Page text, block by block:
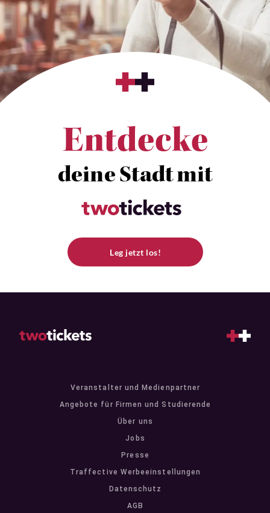
Entdecke
deine Stadt mit
Leg jetzt los!
Veranstalter und Medienpartner
Angebote für Firmen und Studierende
Über uns
Jobs
Presse
Traffective Werbeeinstellungen
Datenschutz
AGB